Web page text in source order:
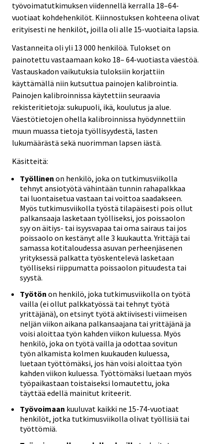
työvoimatutkimuksen viidennellä kerralla 18–64-
vuotiaat kohdehenkilöt. Kiinnostuksen kohteena olivat
erityisesti ne henkilöt, joilla oli alle 15-vuotiaita lapsia.
Vastanneita oli yli 13 000 henkilöä. Tulokset on
painotettu vastaamaan koko 18– 64-vuotiasta väestöä.
Vastauskadon vaikutuksia tuloksiin korjattiin
käyttämällä niin kutsuttua painojen kalibrointia.
Painojen kalibroinnissa käytettiin seuraavia
rekisteritietoja: sukupuoli, ikä, koulutus ja alue.
Väestötietojen ohella kalibroinnissa hyödynnettiin
muun muassa tietoja työllisyydestä, lasten
lukumäärästä sekä nuorimman lapsen iästä.
Käsitteitä:
Työllinen on henkilö, joka on tutkimusviikolla
tehnyt ansiotyötä vähintään tunnin rahapalkkaa
tai luontaisetua vastaan tai voittoa saadakseen.
Myös tutkimusviikolla työstä tilapäisesti pois ollut
palkansaaja lasketaan työlliseksi, jos poissaolon
syy on äitiys- tai isyysvapaa tai oma sairaus tai jos
poissaolo on kestänyt alle 3 kuukautta. Yrittäjä tai
samassa kotitaloudessa asuvan perheenjäsenen
yrityksessä palkatta työskentelevä lasketaan
työlliseksi riippumatta poissaolon pituudesta tai
syystä.
Työtön on henkilö, joka tutkimusviikolla on työtä
vailla (ei ollut palkkatyössä tai tehnyt työtä
yrittäjänä), on etsinyt työtä aktiivisesti viimeisen
neljän viikon aikana palkansaajana tai yrittäjänä ja
voisi aloittaa työn kahden viikon kuluessa. Myös
henkilö, joka on työtä vailla ja odottaa sovitun
työn alkamista kolmen kuukauden kuluessa,
luetaan työttömäksi, jos hän voisi aloittaa työn
kahden viikon kuluessa. Työttömäksi luetaan myös
työpaikastaan toistaiseksi lomautettu, joka
täyttää edellä mainitut kriteerit.
Työvoimaan kuuluvat kaikki ne 15-74-vuotiaat
henkilöt, jotka tutkimusviikolla olivat työllisiä tai
työttömiä.